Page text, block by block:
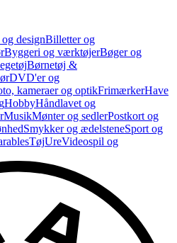
designBilletter og
Byggeri og værktøjerBøger og
Børnetøj &
DVD'er og
kameraer og optikFrimærkerHave
HobbyHåndlavet og
MusikMønter og sedlerPostkort og
Smykker og ædelsteneSport og
TøjUreVideospil og